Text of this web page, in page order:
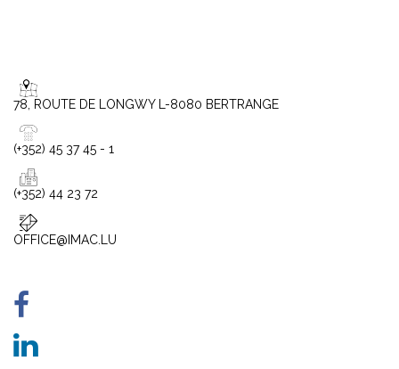
78, ROUTE DE LONGWY L-8080 BERTRANGE
(+352) 45 37 45 - 1
(+352) 44 23 72
OFFICE@IMAC.LU